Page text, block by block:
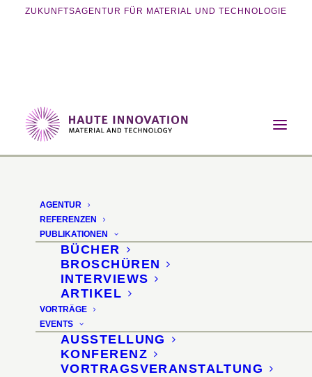
ZUKUNFTSAGENTUR FÜR MATERIAL UND TECHNOLOGIE
AGENTUR
REFERENZEN
PUBLIKATIONEN
BÜCHER
BROSCHÜREN
INTERVIEWS
ARTIKEL
VORTRÄGE
EVENTS
AUSSTELLUNG
KONFERENZ
VORTRAGSVERANSTALTUNG
Home Magazin
Nachhaltigkeit
Wandbeschichtung mit Altglas gewinnt
Wandbeschichtung mit
Altglas gewinnt
Nachhaltigkeitspreis
Gewinner des James
Dyson Award 2023 stehen